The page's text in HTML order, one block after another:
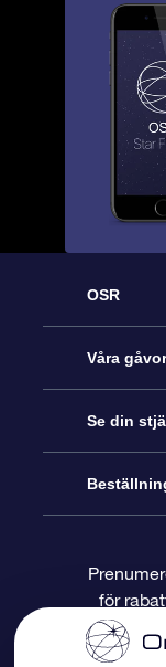
OSR
Kundtjänst
Kontakta
Blogg
Våra gåvor
Online-
OSR
OSR
Se din
Personlig
för